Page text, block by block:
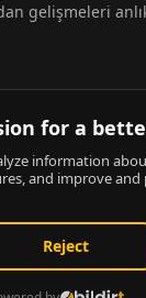
gelişmeleri
- Tüm hakları